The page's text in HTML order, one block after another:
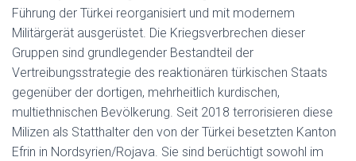
Führung der Türkei reorganisiert und mit modernem
Militärgerät ausgerüstet. Die Kriegsverbrechen dieser
Gruppen sind grundlegender Bestandteil der
Vertreibungsstrategie des reaktionären türkischen Staats
gegenüber der dortigen, mehrheitlich kurdischen,
multiethnischen Bevölkerung. Seit 2018 terrorisieren diese
Milizen als Statthalter den von der Türkei besetzten Kanton
Efrin in Nordsyrien/Rojava. Sie sind berüchtigt sowohl im